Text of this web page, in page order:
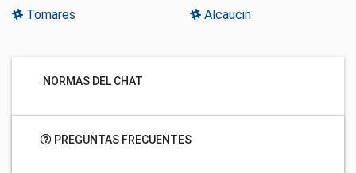
Tomares Alcaucin
NORMAS DEL CHAT
PREGUNTAS FRECUENTES